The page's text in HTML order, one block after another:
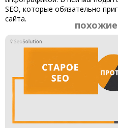
SEO, которые обязательно
сайта.